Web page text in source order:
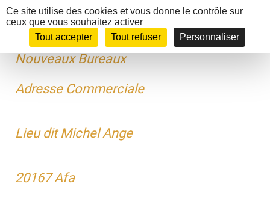
Panneau de gestion des cookies
Ce site utilise des cookies et vous donne le contrôle sur
ceux que vous souhaitez activer
Tout accepter
Tout refuser Personnaliser
MENU
Nouveaux Bureaux
Adresse Commerciale
Lieu dit Michel Ange
20167 Afa